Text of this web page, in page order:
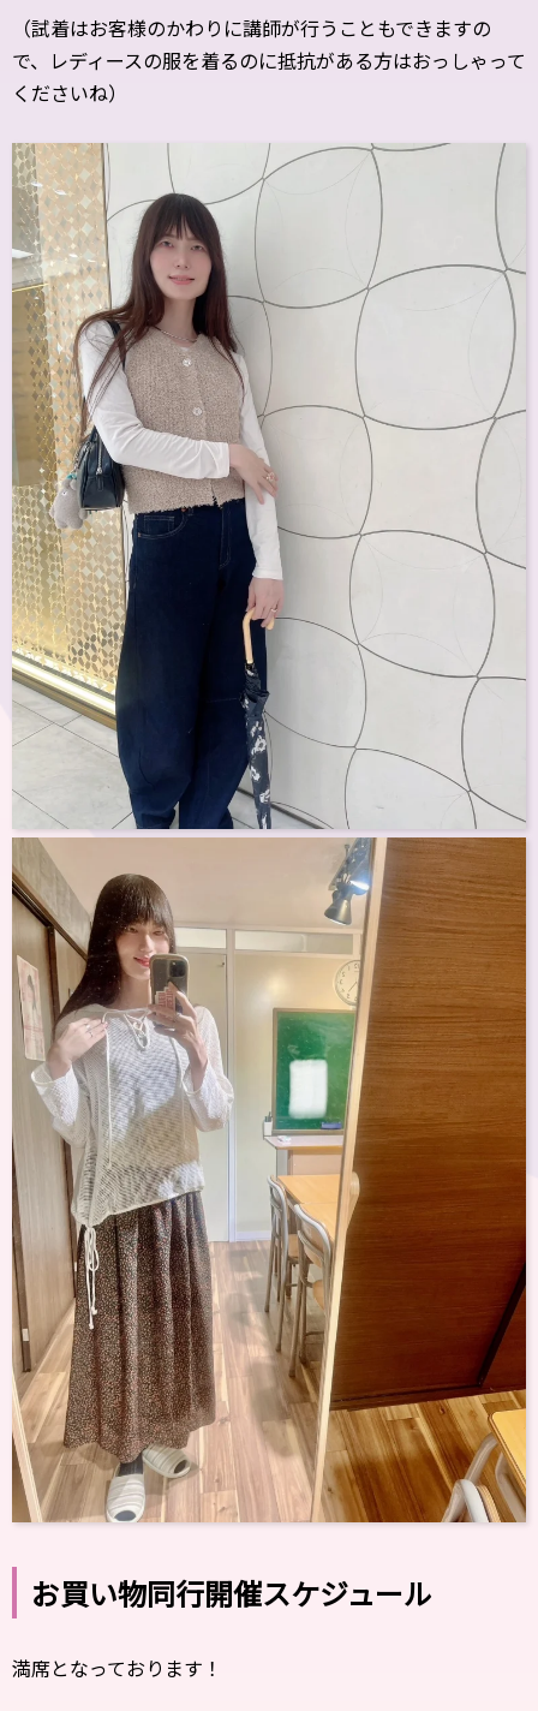
（試着はお客様のかわりに講師が行うこともできますの
で、レディースの服を着るのに抵抗がある方はおっしゃって
くださいね）
お買い物同行開催スケジュール
満席となっております！